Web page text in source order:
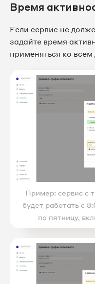
Время
Если сервис не
задайте время
применяться ко
Пример: сервис с
будет работать с
по пятницу,